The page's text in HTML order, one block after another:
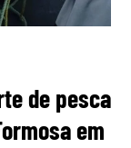
de pesca
em